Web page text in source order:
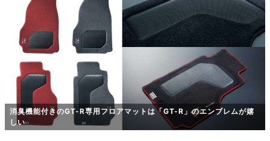
消臭機能付きのGT-R専用フロアマットは「GT-R」のエンブレムが嬉
しい